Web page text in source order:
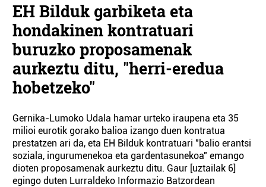
EH Bilduk garbiketa eta
hondakinen kontratuari
buruzko proposamenak
aurkeztu ditu, "herri-eredua
hobetzeko"
Gernika-Lumoko Udala hamar urteko iraupena eta 35
milioi eurotik gorako balioa izango duen kontratua
prestatzen ari da, eta EH Bilduk kontratuari "balio erantsi
soziala, ingurumenekoa eta gardentasunekoa" emango
dioten proposamenak aurkeztu ditu. Gaur [uztailak 6]
egingo duten Lurraldeko Informazio Batzordean